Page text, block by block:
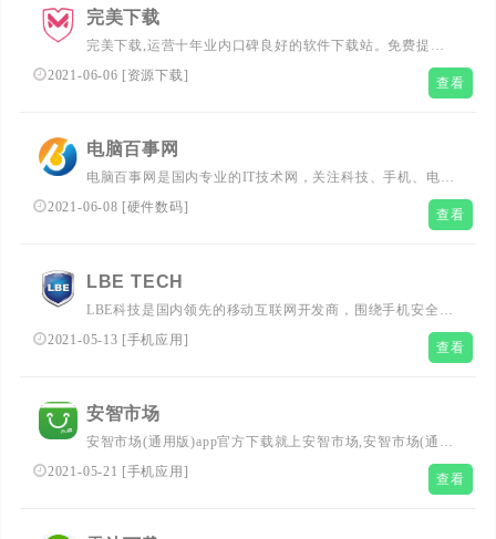
完美下载
完美下载,运营十年业内口碑良好的软件下载站。免费提供
国内外安全可靠的电脑软件,手机iOS软件,安卓应用下
2021-06-06 [资源下载] 查看
电脑百事网
电脑百事网是国内专业的IT技术网，关注科技、手机、电
脑、笔记本、路由器等，提供手机推荐、手机评测、
iPhone、电脑配置、电脑技巧、电脑知识、组装电脑教程、
2021-06-08 [硬件数码] 查看
LBE TECH
LBE科技是国内领先的移动互联网开发商，围绕手机安全、
虚拟引擎，推出了LBE安全大师和LBE平行空间等知名产
品，为全球超过2.8亿用户提供更便利、更安全的移动产品
2021-05-13 [手机应用] 查看
安智市场
安智市场(通用版)app官方下载就上安智市场,安智市场(通用
版),安智市场是目前中国最知名的Android系统手机应用软
件免费下载平台。其人性化的设计，带来视觉和使用的双重
2021-05-21 [手机应用] 查看